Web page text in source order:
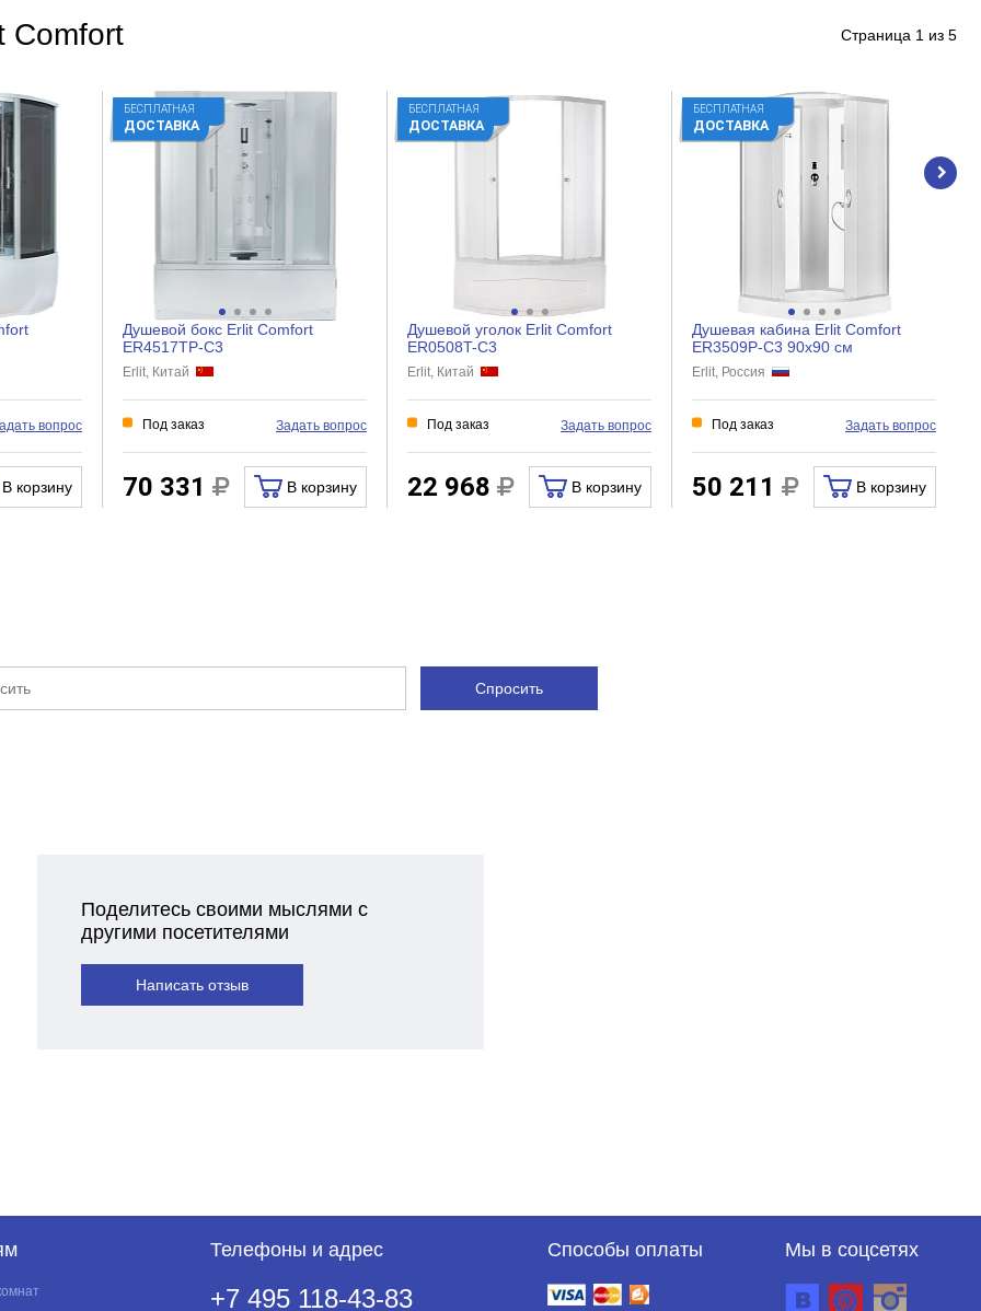
Белый
Матовое
Матовое
Стекло
Левый угол
Нет
Есть
Нет
Comfort Страница 1 из 5
вопрос
В корзину
БЕСПЛАТНАЯ
ДОСТАВКА
Душевой бокс Erlit Comfort
ER4517TP-C3
Erlit, Китай
Под заказ Задать вопрос
70 331 В корзину
БЕСПЛАТНАЯ
ДОСТАВКА
Душевой уголок Erlit Comfort
ER0508T-C3
Erlit, Китай
Под заказ Задать вопрос
22 968 В корзину
БЕСПЛАТНАЯ
ДОСТАВКА
Душевая кабина Erlit Comfort
ER3509P-C3 90x90 см
Erlit, Россия
Под заказ Задать вопрос
50 211 В корзину
Спросить
Поделитесь своими мыслями с
другими посетителями
Написать отзыв
Телефоны и адрес
+7 495 118-43-83
Способы оплаты Мы в соцсетях